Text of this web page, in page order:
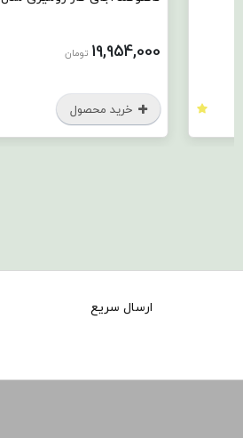
19,954,000 تومان
خرید محصول
ارسال سریع